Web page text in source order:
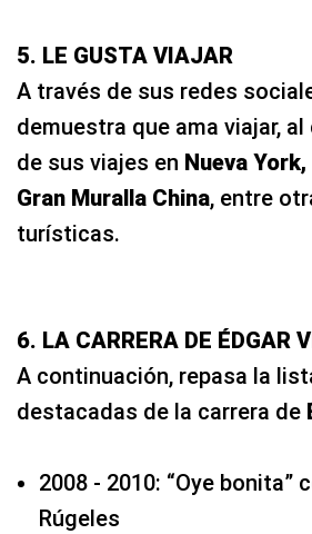
5. LE GUSTA VIAJAR
A través de sus redes
demuestra que ama viajar,
de sus viajes en Nueva
Gran Muralla China, entre
turísticas.
6. LA CARRERA DE ÉDGAR
A continuación, repasa la
destacadas de la carrera de
2008 - 2010: “Oye bonita”
Rúgeles